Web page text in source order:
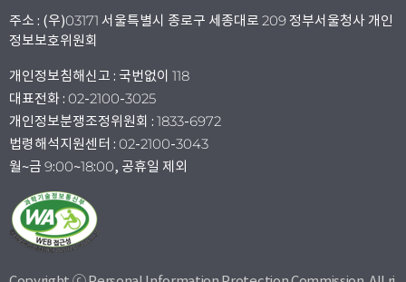
주소 : (우)03171 서울특별시 종로구 세종대로 209 정부서울청사 개인
정보보호위원회
개인정보침해신고 : 국번없이 118
대표전화 : 02-2100-3025
개인정보분쟁조정위원회 : 1833-6972
법령해석지원센터 : 02-2100-3043
월~금 9:00~18:00, 공휴일 제외